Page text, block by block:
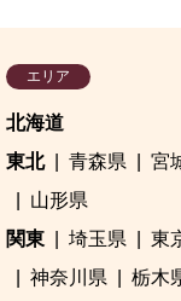
エリア
北海道
東北
青森県 宮
山形県
関東
埼玉県 東
神奈川県
栃木